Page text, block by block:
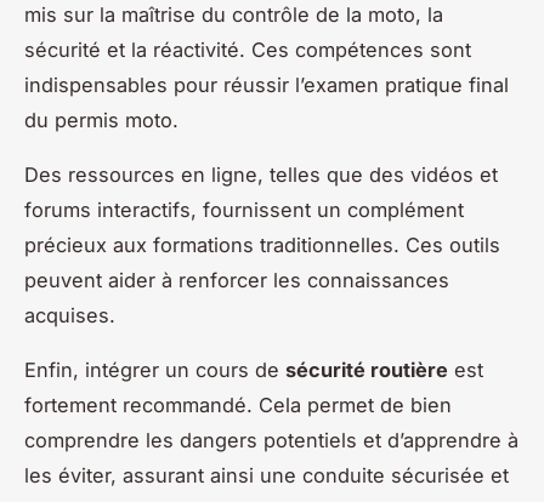
mis sur la maîtrise du contrôle de la moto, la
sécurité et la réactivité. Ces compétences sont
indispensables pour réussir l’examen pratique final
du permis moto.
Des ressources en ligne, telles que des vidéos et
forums interactifs, fournissent un complément
précieux aux formations traditionnelles. Ces outils
peuvent aider à renforcer les connaissances
acquises.
Enfin, intégrer un cours de sécurité routière est
fortement recommandé. Cela permet de bien
comprendre les dangers potentiels et d’apprendre à
les éviter, assurant ainsi une conduite sécurisée et